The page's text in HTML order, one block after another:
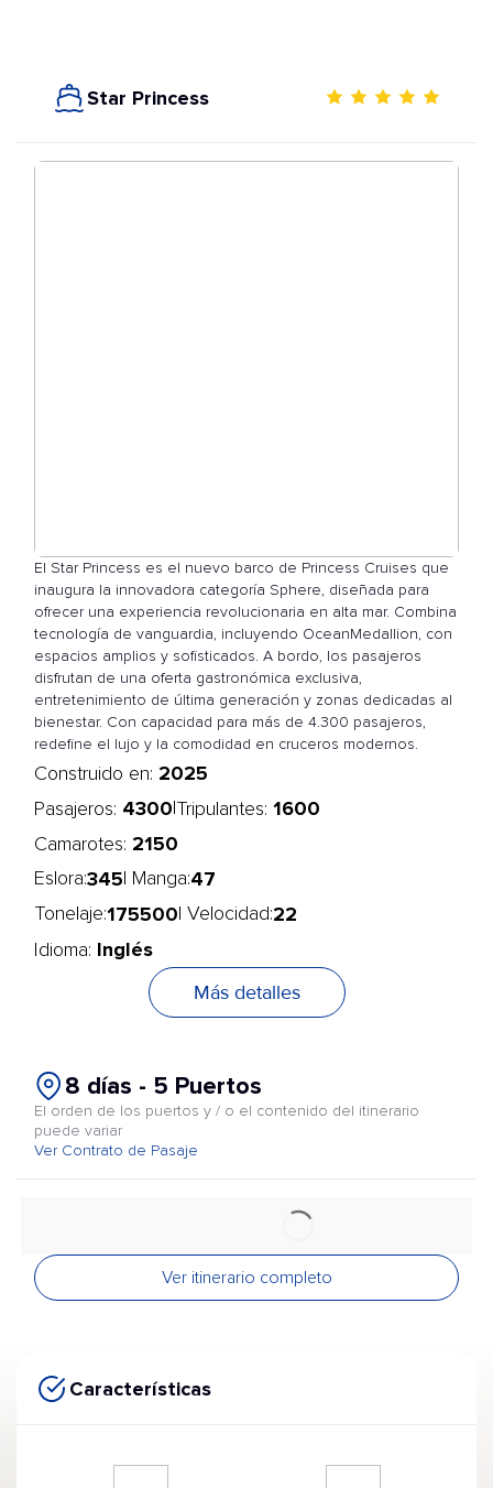
Star Princess
El Star Princess es el nuevo barco de Princess Cruises que
inaugura la innovadora categoría Sphere, diseñada para
ofrecer una experiencia revolucionaria en alta mar. Combina
tecnología de vanguardia, incluyendo OceanMedallion, con
espacios amplios y sofisticados. A bordo, los pasajeros
disfrutan de una oferta gastronómica exclusiva,
entretenimiento de última generación y zonas dedicadas al
bienestar. Con capacidad para más de 4.300 pasajeros,
redefine el lujo y la comodidad en cruceros modernos.
Construido en: 2025
Pasajeros: 4300 Tripulantes: 1600
Camarotes: 2150
Eslora:345 | Manga:47
Tonelaje:175500 | Velocidad:22
Idioma: Inglés
Más detalles
8 días - 5 Puertos
El orden de los puertos y / o el contenido del itinerario
puede variar
Ver Contrato de Pasaje
Ver itinerario completo
Características